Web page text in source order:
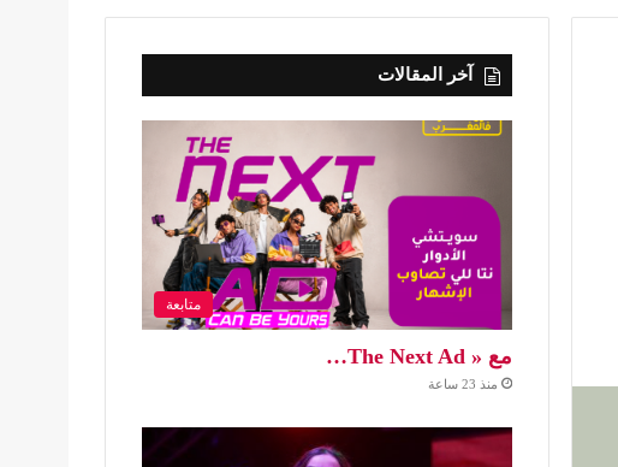
آخر المقالات
متابعة
مع « The Next Ad…
منذ 23 ساعة